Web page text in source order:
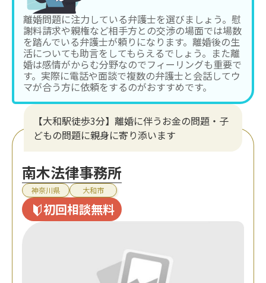
離婚問題に注力している弁護士を選びましょう。慰
謝料請求や親権など相手方との交渉の場面では場数
を踏んでいる弁護士が頼りになります。離婚後の生
活についても助言をしてもらえるでしょう。また離
婚は感情がからむ分野なのでフィーリングも重要で
す。実際に電話や面談で複数の弁護士と会話してウ
マが合う方に依頼をするのがおすすめです。
【大和駅徒歩3分】離婚に伴うお金の問題・子
どもの問題に親身に寄り添います
南木法律事務所
神奈川県 大和市
初回相談無料